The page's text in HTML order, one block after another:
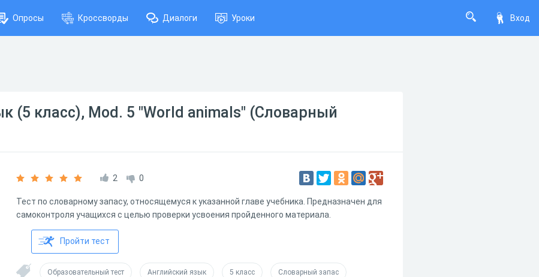
Вход
Опросы Кроссворды Диалоги Уроки
(5 класс), Mod. 5 "World animals" (Словарный
2 0
Тест по словарному запасу, относящемуся к указанной главе учебника. Предназначен для
самоконтроля учащихся с целью проверки усвоения пройденного материала.
Пройти тест
Образовательный тест Английский язык 5 класс Словарный запас